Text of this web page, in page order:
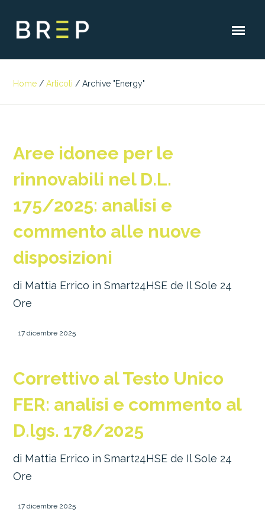
Home / Articoli / Archive "Energy"
Aree idonee per le
rinnovabili nel D.L.
175/2025: analisi e
commento alle nuove
disposizioni
di Mattia Errico in Smart24HSE de Il Sole 24
Ore
17 dicembre 2025
Correttivo al Testo Unico
FER: analisi e commento al
D.lgs. 178/2025
di Mattia Errico in Smart24HSE de Il Sole 24
Ore
17 dicembre 2025